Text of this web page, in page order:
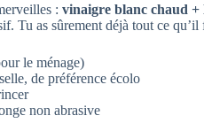
: vinaigre blanc chaud +
Tu as sûrement déjà tout ce qu’il
le ménage)
de préférence écolo
non abrasive